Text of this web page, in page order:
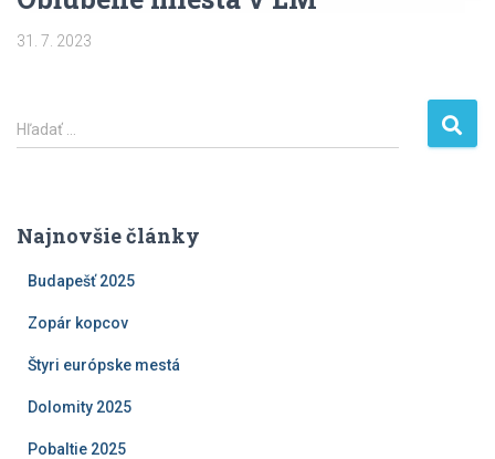
31. 7. 2023
H
ľ
ť
Hľadať …
Najnovšie články
Budapešť 2025
Zopár kopcov
Štyri európske mestá
Dolomity 2025
Pobaltie 2025